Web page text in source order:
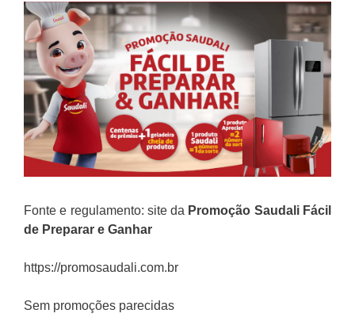
Fonte e regulamento: site da Promoção Saudali Fácil
de Preparar e Ganhar
https://promosaudali.com.br
Sem promoções parecidas